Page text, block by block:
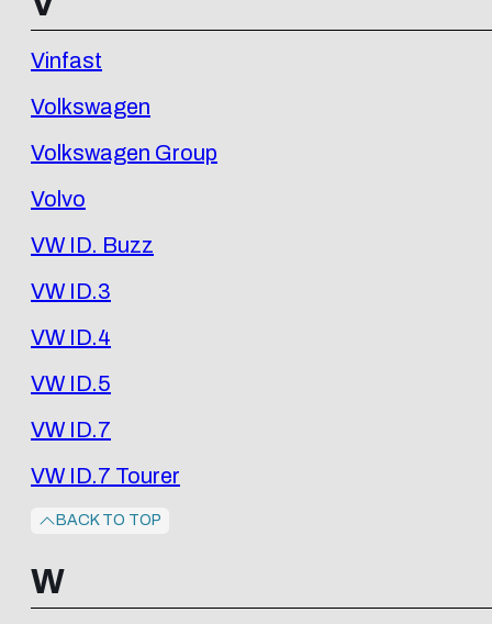
Vinfast
Volkswagen
Volkswagen Group
Volvo
VW ID. Buzz
VW ID.3
VW ID.4
VW ID.5
VW ID.7
VW ID.7 Tourer
BACK TO TOP
W